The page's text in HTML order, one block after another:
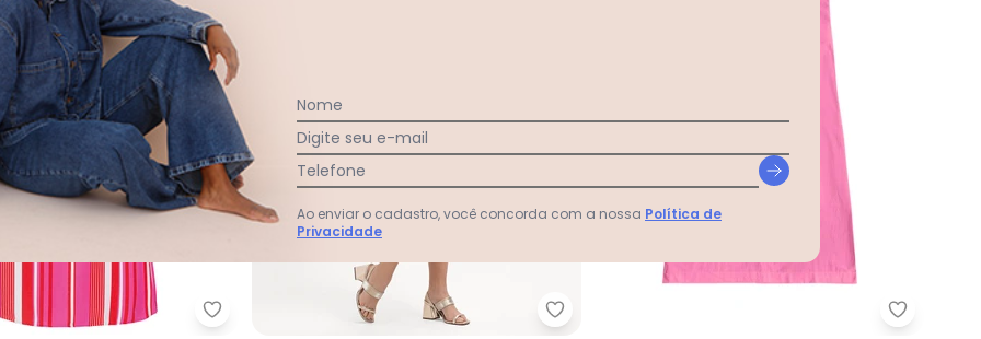
Midi Decote V em Tricoline (Rosa)Enfim - Vestido Listrado Mídi Reto Cut Out (Rosa)Habana - Vestido Midi em Tecido Leve Sarjado
Angel -
Nome
Digite seu e-mail
Telefone
Ao enviar o cadastro, você concorda com a nossa Política de
Privacidade